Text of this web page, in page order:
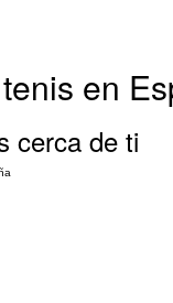
en
cerca de ti